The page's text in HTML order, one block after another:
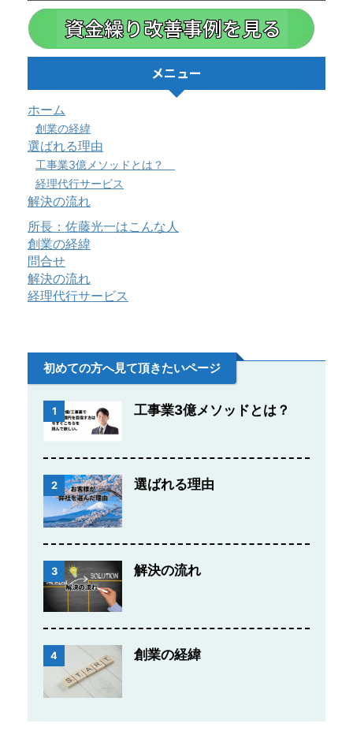
メニュー
ホーム
創業の経緯
選ばれる理由
工事業3億メソッドとは？
経理代行サービス
解決の流れ
所長：佐藤光一はこんな人
創業の経緯
問合せ
解決の流れ
経理代行サービス
初めての方へ見て頂きたいページ
1 工事業3億メソッドとは？
2 選ばれる理由
3 解決の流れ
4 創業の経緯